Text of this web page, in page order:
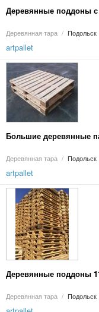
Деревянные поддоны с
Деревянная тара / Подольск
artpallet
Большие деревянные
Деревянная тара / Подольск
artpallet
Деревянные поддоны
Деревянная тара / Подольск